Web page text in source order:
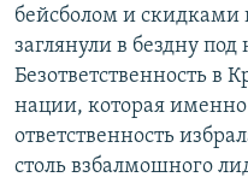
бейсболом и скидками
заглянули в бездну
Безответственность в
нации, которая
ответственность
столь взбалмошного